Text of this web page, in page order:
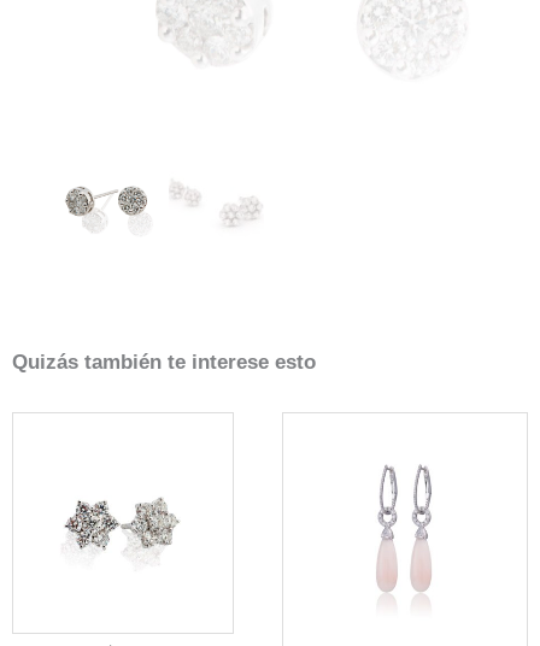
Quizás también te interese esto